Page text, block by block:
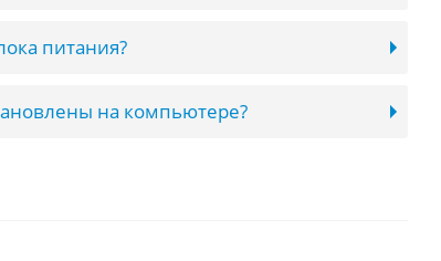
питания?
на компьютере?